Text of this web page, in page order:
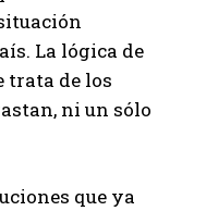
La lógica de
trata de los
ni un sólo
que ya